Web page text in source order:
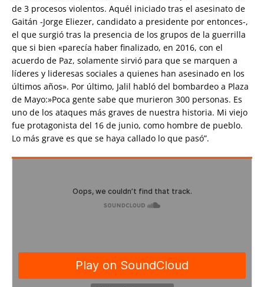
de 3 procesos violentos. Aquél iniciado tras el asesinato de
Gaitán -Jorge Eliezer, candidato a presidente por entonces-,
el que surgió tras la presencia de los grupos de la guerrilla
que si bien «parecía haber finalizado, en 2016, con el
acuerdo de Paz, solamente sirvió para que se marquen a
líderes y lideresas sociales a quienes han asesinado en los
últimos años». Por último, Jalil habló del bombardeo a Plaza
de Mayo:»Poca gente sabe que murieron 300 personas. Es
uno de los ataques más graves de nuestra historia. Mi viejo
fue protagonista del 16 de junio, como hombre de pueblo.
Lo más grave es que se haya callado lo que pasó”.